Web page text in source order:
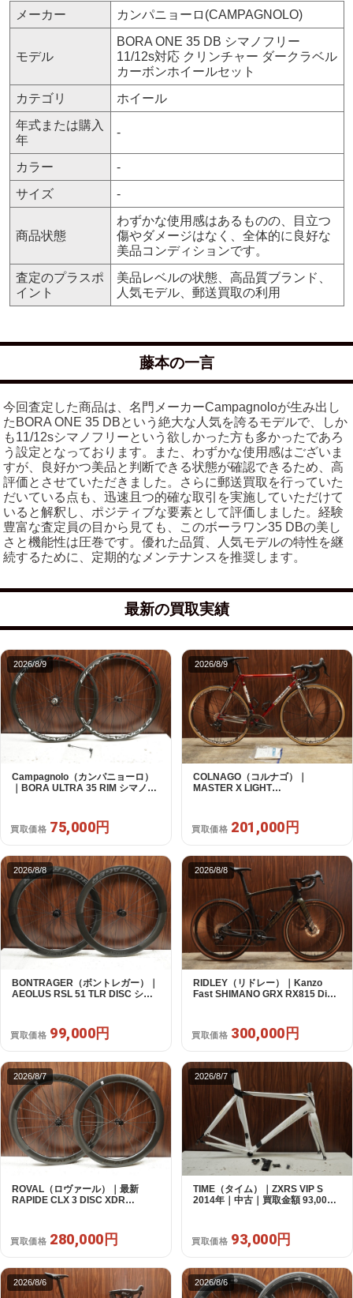
メーカー カンパニョーロ(CAMPAGNOLO)
モデル
BORA ONE 35 DB シマノフリー
11/12s対応 クリンチャー ダークラベル
カーボンホイールセット
カテゴリ
ホイール
年式または購入
年
-
カラー
-
サイズ
-
商品状態
わずかな使用感はあるものの、目立つ
傷やダメージはなく、全体的に良好な
美品コンディションです。
査定のプラスポ
イント
美品レベルの状態、高品質ブランド、
人気モデル、郵送買取の利用
藤本の一言
今回査定した商品は、名門メーカーCampagnoloが生み出し
たBORA ONE 35 DBという絶大な人気を誇るモデルで、しか
も11/12sシマノフリーという欲しかった方も多かったであろ
う設定となっております。また、わずかな使用感はございま
すが、良好かつ美品と判断できる状態が確認できるため、高
評価とさせていただきました。さらに郵送買取を行っていた
だいている点も、迅速且つ的確な取引を実施していただけて
いると解釈し、ポジティブな要素として評価しました。経験
豊富な査定員の目から見ても、このボーラワン35 DBの美し
さと機能性は圧巻です。優れた品質、人気モデルの特性を継
続するために、定期的なメンテナンスを推奨します。
最新の買取実績
2026/8/9
Campagnolo（カンパニョーロ）
｜BORA ULTRA 35 RIM シマノフ
買取価格 75,000円
2026/8/9
COLNAGO（コルナゴ）｜
MASTER X LIGHT
年｜美品｜買取金額 201,000円
買取価格 201,000円
2026/8/8
BONTRAGER（ボントレガー）｜
AEOLUS RSL 51 TLR DISC シマ
買取価格 99,000円
2026/8/8
RIDLEY（リドレー）｜Kanzo
Fast SHIMANO GRX RX815 Di2
買取価格 300,000円
2026/8/7
ROVAL（ロヴァール）｜最新
RAPIDE CLX 3 DISC XDR
買取価格 280,000円
2026/8/7
TIME（タイム）｜ZXRS VIP S
2014年｜中古｜買取金額 93,000
買取価格 93,000円
2026/8/6 2026/8/6